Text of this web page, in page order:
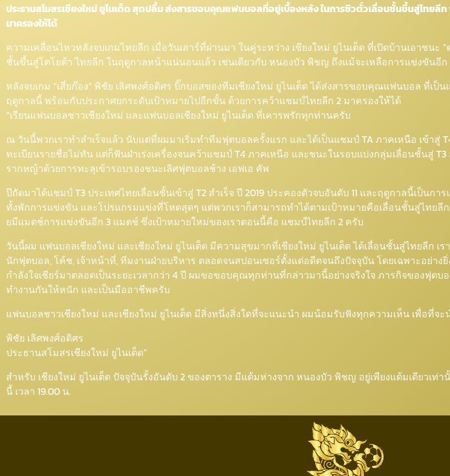
ประธานสโมสรเชียงใหม่ ยูไนเต็ด สุดปลื้ม ส่งสารขอบคุณแฟนบอลที่อยู่เบื้องหลัง ในการซิวตั๋วเลื่อนชั้นขึ้นสู่ไทยลี
มาครองให้ได้
ความเคลื่อนไหวหลังจบเกมไทยลีก เมื่อวันเสาร์ที่ผ่านมา ในคู่ระหว่าง เชียงใหม่ ยูไนเต็ด ที่เปิดบ้านเอาชนะ
ชั้นขึ้นสู่โตโยต้า ไทยลีก ในฤดูกาลหน้าแน่นอนแล้ว เช่นเดียวกับ หนองบัว พิชญ ถึงแม้จะเหลือการแข่งขันอีก
หลังจบเกม “เสี่ยก๊อง” พิชัย เลิศพงศ์อดิศร บิ๊กบอสของทีมเชียงใหม่ ยูไนเต็ด ได้ส่งสารขอบคุณแฟนบอล ที่เ
ฤดูกาลนี้ พร้อมกับประกาศยกระดับเป้าหมายไปอีกขั้น ด้วยการคว้าแชมป์ไทยลีก 2 มาครองให้ได้
“เรียนแฟนบอลชาวเชียงใหม่ และแฟนบอลเชียงใหม่ ยูไนเต็ด ที่เคารพรักทุกท่านครับ
ณ วันนี้พวกเราทำสำเร็จแล้ว นับแต่ที่ผมมาเริ่มทำทีมฟุตบอลครั้งแรก และได้เป็นแชมป์ TA ภาคเหนือ เข้าสู่
ทะเบียนรายชื่อไม่ทัน แต่ก็ฟันฝ่าเร่งเครื่องจนคว้าแชมป์ T4 ภาคเหนือ และชนะในรอบแบ่งกลุ่มเลื่อนชั้นสู่
รากหญ้าด้วยการทะลุเข้ารอบรองชนะเลิศฟุตบอลช้าง เอฟเอ คัพ
ปีถัดมาได้แชมป์ T3 ประเทศไทยเลื่อนชั้นเข้าสู่ T2 สำเร็จ ปี 2019 ประคองตัวจบอันดับ 11 และฤดูกาลนี้เป็นก
ทั้งพักการแข่งขัน และโปรแกรมแข่งที่โหดสุดๆ แต่พวกเราก็สามารถทำได้ตามเป้าหมายคือเลื่อนชั้นสู่ไทย
ยมีแมตช์การแข่งขันอีก 3 แมตช์ ซึ่งเป้าหมายใหม่ของเราตอนนี้คือ แชมป์ไทยลีก 2 ครับ
วันนี้ผม แฟนบอลเชียงใหม่ และเชียงใหม่ ยูไนเต็ด มีความสุขมากที่เชียงใหม่ ยูไนเต็ด ได้เลื่อนชั้นสู่ไทยลีก เ
นักฟุตบอล, โค้ช, เจ้าหน้าที่, ทีมงานฝ่ายบริหาร ตลอดจนสปอนเซอร์ตั้งแต่อดีตจนถึงปัจจุบัน โดยเฉพาะอย่าง
กำลังใจเชียร์มาตลอดเป็นระยะเวลากว่า 4 ปี ผมขอขอบคุณทุกท่านที่กล่าวมานี้อย่างจริงใจ ภารกิจของฟุตบ
ทำงานกันให้หนัก และเป็นมืออาชีพครับ
แฟนบอลชาวเชียงใหม่ และเชียงใหม่ ยูไนเต็ด มีสิ่งหนึ่งสิ่งใดที่จะแนะนำ ผมน้อมรับฟังทุกความเห็น เพื่อที่จ
พิชัย เลิศพงศ์อดิศร
ประธานสโมสรเชียงใหม่ ยูไนเต็ด”
สำหรับ เชียงใหม่ ยูไนเต็ด ปัจจุบันรั้งอันดับ 2 ของตาราง มีแต้มห่างจาก หนองบัว พิชญ อยู่เพียงแต้มเดียวเท่
นี้ เวลา 19.00 น.